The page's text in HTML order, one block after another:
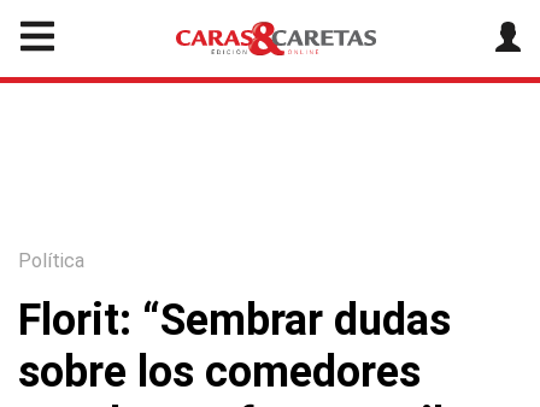
Política
Florit: “Sembrar dudas
sobre los comedores